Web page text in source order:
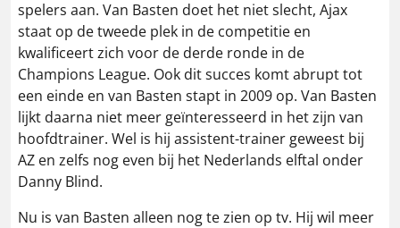
spelers aan. Van Basten doet het niet slecht, Ajax
staat op de tweede plek in de competitie en
kwalificeert zich voor de derde ronde in de
Champions League. Ook dit succes komt abrupt tot
een einde en van Basten stapt in 2009 op. Van Basten
lijkt daarna niet meer geïnteresseerd in het zijn van
hoofdtrainer. Wel is hij assistent-trainer geweest bij
AZ en zelfs nog even bij het Nederlands elftal onder
Danny Blind.
Nu is van Basten alleen nog te zien op tv. Hij wil meer